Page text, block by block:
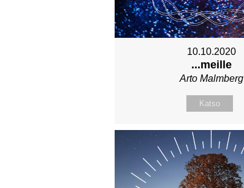
10.10.2020
...meille
Arto Malmberg
Katso